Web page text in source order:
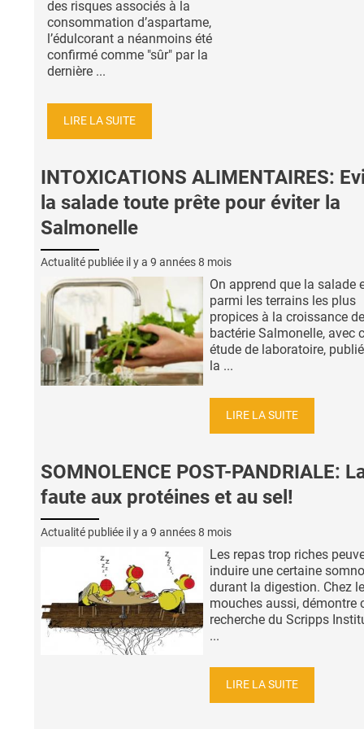
des risques associés à la
consommation d’aspartame,
l’édulcorant a néanmoins été
confirmé comme "sûr" par la
dernière ...
LIRE LA SUITE
INTOXICATIONS ALIMENTAIRES:
la salade toute prête pour éviter la
Salmonelle
Actualité publiée il y a 9 années 8 mois
On apprend que la salade
parmi les terrains les plus
propices à la croissance
bactérie Salmonelle, avec
étude de laboratoire,
la ...
LIRE LA SUITE
SOMNOLENCE POST-PANDRIALE:
faute aux protéines et au sel!
Actualité publiée il y a 9 années 8 mois
Les repas trop riches
induire une certaine
durant la digestion. Chez
mouches aussi, démontre
recherche du Scripps
...
LIRE LA SUITE